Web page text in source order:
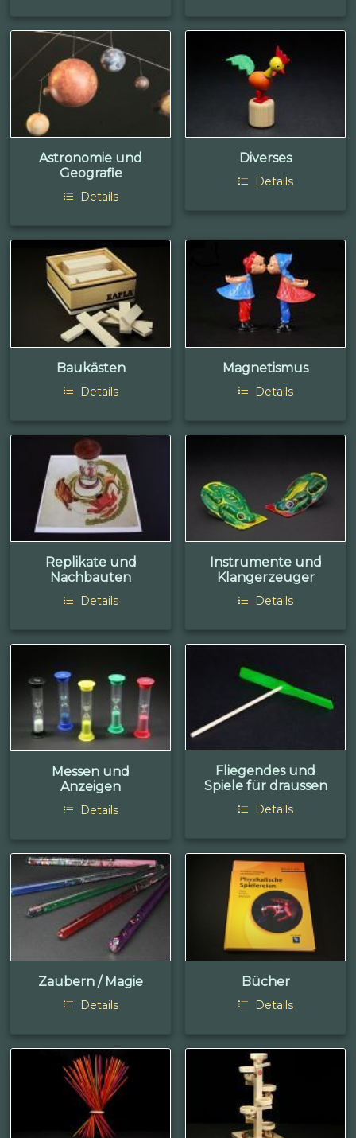
Astronomie und
Geografie
Details
Diverses
Details
Baukästen
Details
Magnetismus
Details
Replikate und
Nachbauten
Details
Instrumente und
Klangerzeuger
Details
Messen und
Anzeigen
Details
Fliegendes und
Spiele für draussen
Details
Zaubern / Magie
Details
Bücher
Details